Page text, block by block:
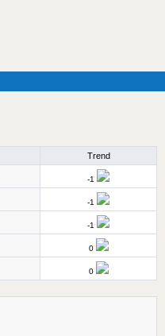
Trend
-1
-1
-1
0
0